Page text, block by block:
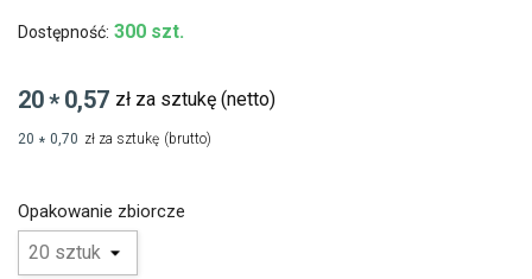
Dostępność: 300 szt.
20* 0,57 zł za sztukę (netto)
20 * 0,70 zł za sztukę (brutto)
Opakowanie zbiorcze